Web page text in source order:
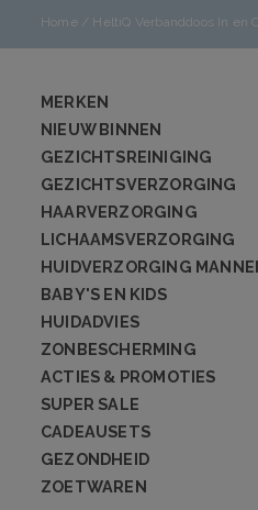
Home/ HeltiQ Verbanddoos In en
MERKEN
NIEUW BINNEN
GEZICHTSREINIGING
GEZICHTSVERZORGING
HAARVERZORGING
LICHAAMSVERZORGING
HUIDVERZORGING
BABY'S EN KIDS
HUIDADVIES
ZONBESCHERMING
ACTIES & PROMOTIES
SUPER SALE
CADEAUSETS
GEZONDHEID
ZOETWAREN